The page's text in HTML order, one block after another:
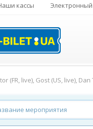
кассы
(FR, live), Gost (US, live), Dan